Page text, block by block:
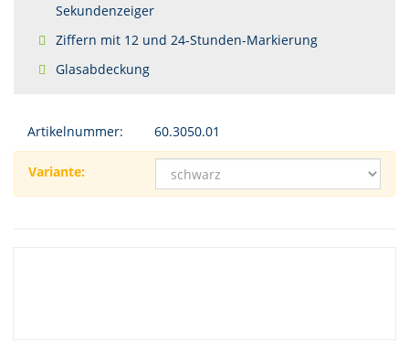
Sekundenzeiger
Ziffern mit 12 und 24-Stunden-Markierung
Glasabdeckung
Artikelnummer: 60.3050.01
Variante: